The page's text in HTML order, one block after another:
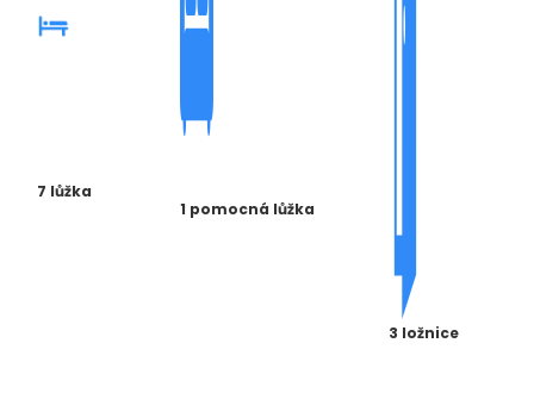
7 lůžka
1 pomocná lůžka
3 ložnice